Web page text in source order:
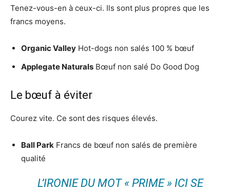
Tenez-vous-en à ceux-ci. Ils sont plus propres que les
francs moyens.
Organic Valley Hot-dogs non salés 100 % bœuf
Applegate Naturals Bœuf non salé Do Good Dog
Le bœuf à éviter
Courez vite. Ce sont des risques élevés.
Ball Park Francs de bœuf non salés de première
qualité
L’IRONIE DU MOT « PRIME » ICI SE